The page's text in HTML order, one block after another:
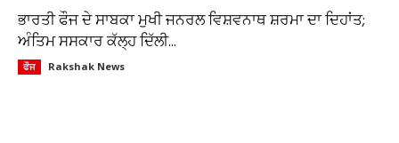
ਭਾਰਤੀ ਫੌਜ ਦੇ ਸਾਬਕਾ ਮੁਖੀ ਜਨਰਲ ਵਿਸ਼ਵਨਾਥ ਸ਼ਰਮਾ ਦਾ ਦਿਹਾਂਤ;
ਅੰਤਿਮ ਸਸਕਾਰ ਕੱਲ੍ਹ ਦਿੱਲੀ...
ਫੌਜ Rakshak News